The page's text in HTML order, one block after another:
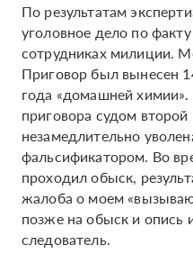
По результатам
уголовное дело по
сотрудниках милиции.
Приговор был вынесен
года «домашней
приговора судом
незамедлительно
фальсификатором. Во
проходил обыск,
жалоба о моем
позже на обыск и опись
следователь.